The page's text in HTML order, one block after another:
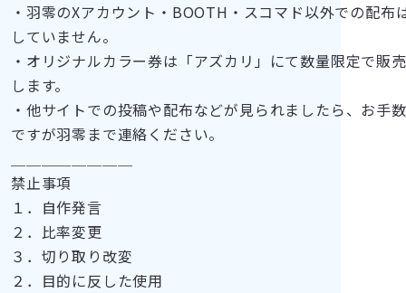
・羽零のXアカウント・BOOTH・スコマド以外での配布
していません。
・オリジナルカラー券は「アズカリ」にて数量限定で販売
します。
・他サイトでの投稿や配布などが見られましたら、お手数
ですが羽零まで連絡ください。
禁止事項
１．自作発言
２．比率変更
３．切り取り改変
２．目的に反した使用